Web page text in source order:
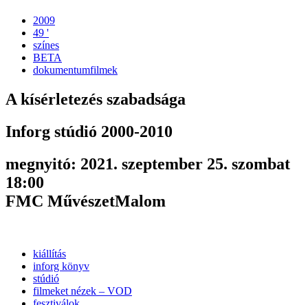
2009
49 '
színes
BETA
dokumentumfilmek
A kísérletezés szabadsága
Inforg stúdió 2000-2010
megnyitó: 2021. szeptember 25. szombat
18:00
FMC MűvészetMalom
kiállítás
inforg könyv
stúdió
filmeket nézek – VOD